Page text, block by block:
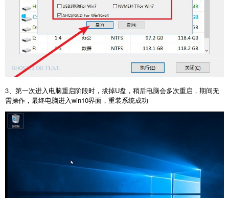
3、第一次进入电脑重启阶段时，拔掉U盘，稍后电脑会多次重启，期间无
需操作，最终电脑进入win10界面，重装系统成功